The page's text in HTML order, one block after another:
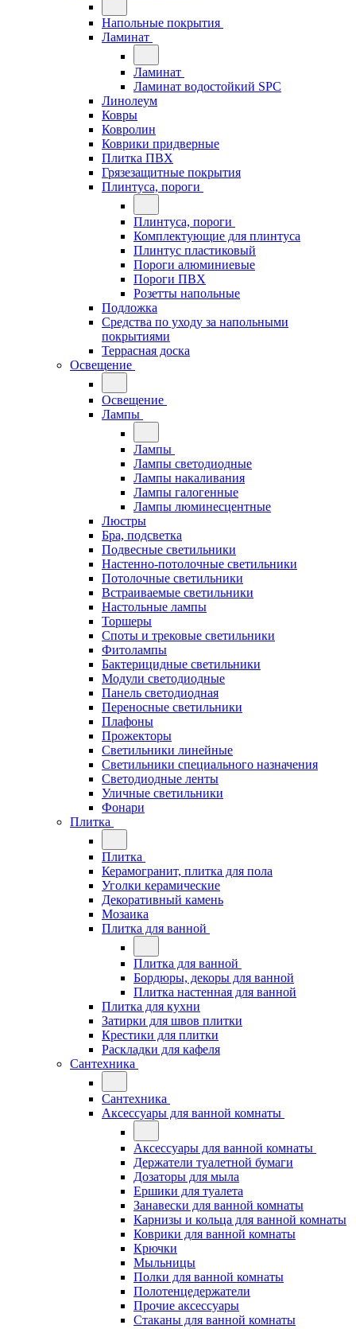
Напольные покрытия
Ламинат
Ламинат
Ламинат водостойкий SPC
Линолеум
Ковры
Ковролин
Коврики придверные
Плитка ПВХ
Грязезащитные покрытия
Плинтуса, пороги
Плинтуса, пороги
Комплектующие для плинтуса
Плинтус пластиковый
Пороги алюминиевые
Пороги ПВХ
Розетты напольные
Подложка
Средства по уходу за напольными
покрытиями
Террасная доска
Освещение
Освещение
Лампы
Лампы
Лампы светодиодные
Лампы накаливания
Лампы галогенные
Лампы люминесцентные
Люстры
Бра, подсветка
Подвесные светильники
Настенно-потолочные светильники
Потолочные светильники
Встраиваемые светильники
Настольные лампы
Торшеры
Споты и трековые светильники
Фитолампы
Бактерицидные светильники
Модули светодиодные
Панель светодиодная
Переносные светильники
Плафоны
Прожекторы
Светильники линейные
Светильники специального назначения
Светодиодные ленты
Уличные светильники
Фонари
Плитка
Плитка
Керамогранит, плитка для пола
Уголки керамические
Декоративный камень
Мозаика
Плитка для ванной
Плитка для ванной
Бордюры, декоры для ванной
Плитка настенная для ванной
Плитка для кухни
Затирки для швов плитки
Крестики для плитки
Раскладки для кафеля
Сантехника
Сантехника
Аксессуары для ванной комнаты
Аксессуары для ванной комнаты
Держатели туалетной бумаги
Дозаторы для мыла
Ершики для туалета
Занавески для ванной комнаты
Карнизы и кольца для ванной комнаты
Коврики для ванной комнаты
Крючки
Мыльницы
Полки для ванной комнаты
Полотенцедержатели
Прочие аксессуары
Стаканы для ванной комнаты